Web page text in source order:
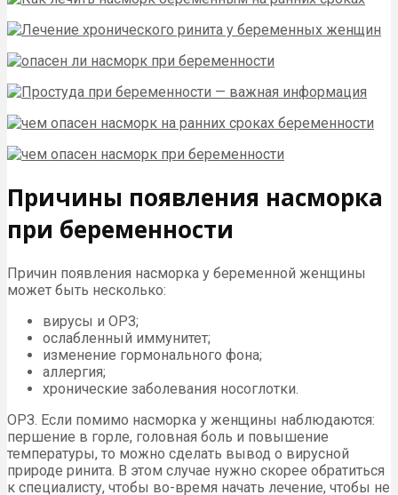
Причины появления насморка
при беременности
Причин появления насморка у беременной женщины
может быть несколько:
вирусы и ОРЗ;
ослабленный иммунитет;
изменение гормонального фона;
аллергия;
хронические заболевания носоглотки.
ОРЗ. Если помимо насморка у женщины наблюдаются:
першение в горле, головная боль и повышение
температуры, то можно сделать вывод о вирусной
природе ринита. В этом случае нужно скорее обратиться
к специалисту, чтобы во-время начать лечение, чтобы не